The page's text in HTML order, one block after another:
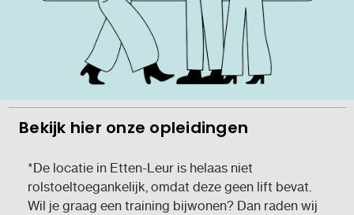
Bekijk hier onze opleidingen
*De locatie in Etten-Leur is helaas niet
rolstoeltoegankelijk, omdat deze geen lift bevat.
Wil je graag een training bijwonen? Dan raden wij